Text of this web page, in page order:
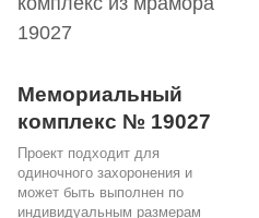
Мемориальный
комплекс № 19027
Проект подходит для
одиночного захоронения и
может быть выполнен по
индивидуальным размерам